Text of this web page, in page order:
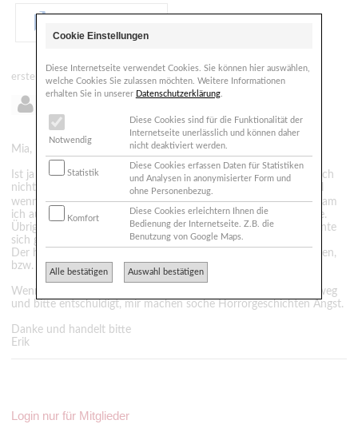
erstellt: 24.05.2011 - 19:20
Mia, ich gebe Ihnen Recht!
Ist ja total daneben, sicher benötigt dieser Patient Hilfe aber doch
nicht auf unsere Kosten. Ich bekomme auch ein ungutes Gefühl
wenn ich an meinenKnochenaufbau
denke. Vor 5 Jahren bekam
ich auch BIO-OSS in meinen Kiefer. Aber es gab keine Probleme.
Übrigens da war doch noch ein Artikel vom, ich glaube der nannte
sich gestern "nicht Geschädigter" oder so.
Der hatte eine gute Antwort, diese hätte man sollen stehen lassen,
bzw. wieder in Verbindung mit dem "Geschädigten" bringen.
Wenn, dann bitte beide "Fragen" wieder frei geben oder Beide weg
und bitte entschuldigt, mir machen soche Horrorgeschichten Angst.
Danke und handelt bitte
Erik
Login nur für Mitglieder
Cookie Einstellungen
Diese Internetseite verwendet Cookies. Sie können hier auswählen,
welche Cookies Sie zulassen möchten. Weitere Informationen
erhalten Sie in unserer Datenschutzerklärung.
Notwendig
Diese Cookies sind für die Funktionalität der
Internetseite unerlässlich und können daher
nicht deaktiviert werden.
Statistik
Diese Cookies erfassen Daten für Statistiken
und Analysen in anonymisierter Form und
ohne Personenbezug.
Komfort
Diese Cookies erleichtern Ihnen die
Bedienung der Internetseite. Z.B. die
Benutzung von Google Maps.
Alle bestätigen Auswahl bestätigen